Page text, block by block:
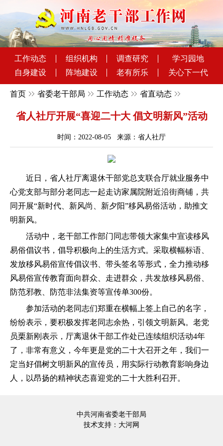
工作动态 组织机构 调查研究
学习园地
自身建设
阵地建设 老有所乐 关心下一代
首页 省委老干部局 工作动态 省直动态
省人社厅开展“喜迎二十大 倡文明新风”活动
时间：2022-08-05 来源：省人社厅
近日，省人社厅离退休干部党总支联合厅就业服务中
心党支部与部分老同志一起走访家属院附近沿街商铺，共
同开展“新时代、新风尚、新夕阳”移风易俗活动，助推文
明新风。
活动中，老干部工作部门同志带领大家集中宣读移风
易俗倡议书，倡导积极向上的生活方式。采取横幅标语、
发放移风易俗宣传倡议书、带头签名等形式，全力推动移
风易俗宣传教育面向群众、走进群众，共发放移风易俗、
防范邪教、防范非法集资等宣传单300份。
参加活动的老同志们郑重在横幅上签上自己的名字，
纷纷表示，要积极发挥老同志余热，引领文明新风。老党
员栗新刚表示，厅离退休干部工作处已连续组织活动4年
了，非常有意义，今年更是党的二十大召开之年，我们一
定当好倡树文明新风的宣传员，用实际行动教育影响身边
人，以昂扬的精神状态喜迎党的二十大胜利召开。
中共河南省委老干部局
技术支持： 大河网